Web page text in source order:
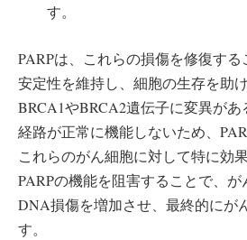
す。
PARPは、これらの損傷を修復す
安定性を維持し、細胞の生存を助
BRCA1やBRCA2遺伝子に変異が
経路が正常に機能しないため、
これらのがん細胞に対して特に効
PARPの機能を阻害することで、
DNA損傷を増加させ、最終的にが
す。